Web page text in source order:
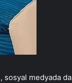
sosyal medyada da